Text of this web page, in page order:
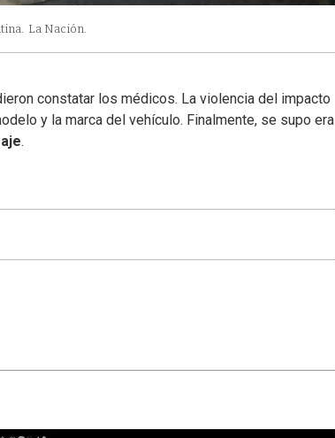
La Nación.
constatar los médicos. La violencia del impacto
y la marca del vehículo. Finalmente, se supo era
.